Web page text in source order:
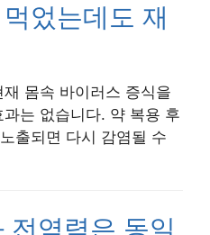
었는데도 재
몸속 바이러스 증식을
는 없습니다. 약 복용 후
출되면 다시 감염될 수
전염력은 동일